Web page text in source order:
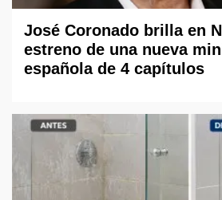
José Coronado brilla en
estreno de una nueva
española de 4 capítulos